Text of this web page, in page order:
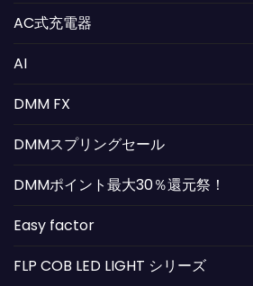
AC式充電器
AI
DMM FX
DMMスプリングセール
DMMポイント最大30％還元祭！
Easy factor
FLP COB LED LIGHT シリーズ